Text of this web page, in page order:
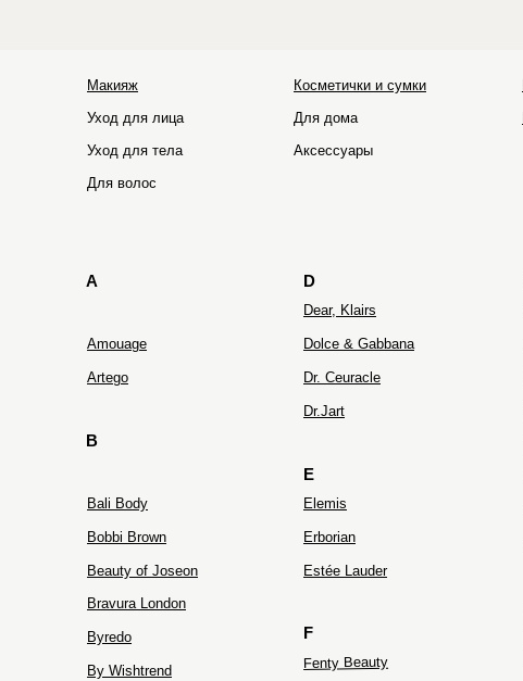
Макияж
Уход для лица
Уход для тела
Для волос
Косметички и сумки
Для дома
Аксессуары
Dr. Ceuracle
Elemis
Estée Lauder
Fenty Beauty
Erborian
Dr.Jart
Dolce & Gabbana
Bali Body
Artego
HOLIFROG
By Wishtrend
Byredo
Bravura London
Bobbi Brown
Amouage
Dear, Klairs
A
B
D
E
F
Beauty of Joseon